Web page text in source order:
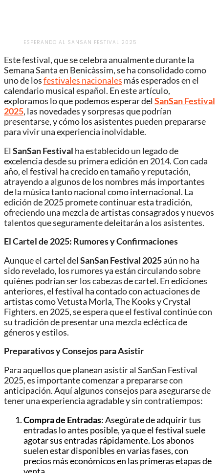
ESPERANDO AL SANSAN FESTIVAL 2025
Este festival, que se celebra anualmente durante la
Semana Santa en Benicàssim, se ha consolidado como
uno de losfestivales nacionales más esperados en el
calendario musical español. En este artículo,
exploramos lo que podemos esperar del SanSan Festival
2025, las novedades y sorpresas que podrían
presentarse, y cómo los asistentes pueden prepararse
para vivir una experiencia inolvidable.
El SanSan Festival ha establecido un legado de
excelencia desde su primera edición en 2014. Con cada
año, el festival ha crecido en tamaño y reputación,
atrayendo a algunos de los nombres más importantes
de la música tanto nacional como internacional. La
edición de 2025 promete continuar esta tradición,
ofreciendo una mezcla de artistas consagrados y nuevos
talentos que seguramente deleitarán a los asistentes.
El Cartel de 2025: Rumores y Confirmaciones
Aunque el cartel del SanSan Festival 2025aún no ha
sido revelado, los rumores ya están circulando sobre
quiénes podrían ser los cabezas de cartel. En ediciones
anteriores, el festival ha contado con actuaciones de
artistas como Vetusta Morla, The Kooks y Crystal
Fighters. en 2025, se espera que el festival continúe con
su tradición de presentar una mezcla ecléctica de
géneros y estilos.
Preparativos y Consejos para Asistir
Para aquellos que planean asistir al SanSan Festival
2025, es importante comenzar a prepararse con
anticipación. Aquí algunos consejos para asegurarse de
tener una experiencia agradable y sin contratiempos:
Compra de Entradas: Asegúrate de adquirir tus
entradas lo antes posible, ya que el festival suele
agotar sus entradas rápidamente. Los abonos
suelen estar disponibles en varias fases, con
precios más económicos en las primeras etapas de